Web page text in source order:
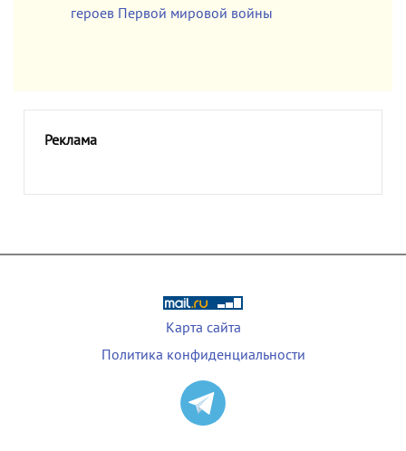
героев Первой мировой войны
Реклама
Карта сайта
Политика конфиденциальности